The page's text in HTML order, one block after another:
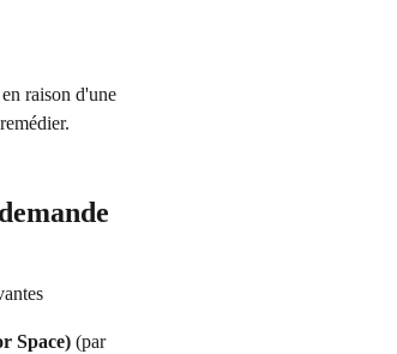
en raison d'une
Space) (par